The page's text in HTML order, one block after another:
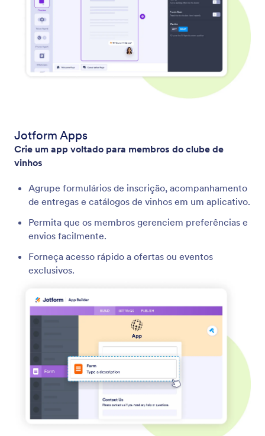
Jotform Apps
Crie um app voltado para membros do clube de
vinhos
Agrupe formulários de inscrição, acompanhamento
de entregas e catálogos de vinhos em um aplicativo.
Permita que os membros gerenciem preferências e
envios facilmente.
Forneça acesso rápido a ofertas ou eventos
exclusivos.